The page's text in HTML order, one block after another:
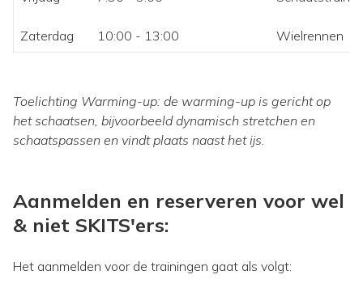
Zaterdag 10:00 - 13:00 Wielrennen
Toelichting Warming-up: de warming-up is gericht op
het schaatsen, bijvoorbeeld dynamisch stretchen en
schaatspassen en vindt plaats naast het ijs.
Aanmelden en reserveren voor wel
& niet SKITS'ers:
Het aanmelden voor de trainingen gaat als volgt: